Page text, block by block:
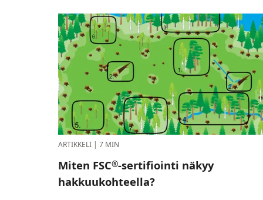
ARTIKKELI | 7 MIN
Miten FSC®-sertifiointi näkyy
hakkuukohteella?